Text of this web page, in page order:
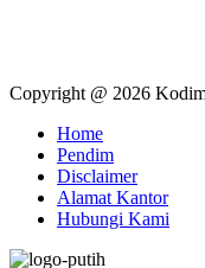
Copyright @ 2026
Home
Pendim
Disclaimer
Alamat Kantor
Hubungi Kami